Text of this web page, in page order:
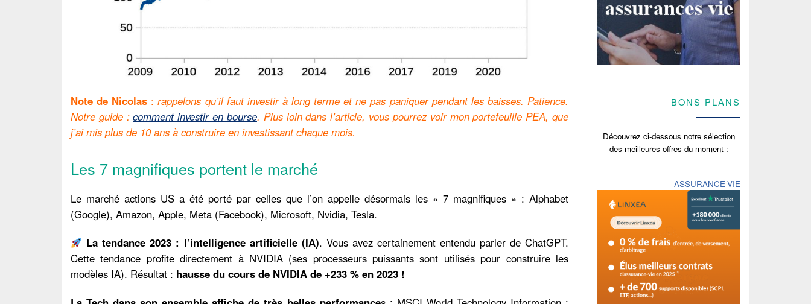
Note de Nicolas :rappelons qu’il faut investir à long terme et ne pas paniquer pendant les baisses. Patience.
Notre guide :comment investir en bourse. Plus loin dans l’article, vous pourrez voir mon portefeuille PEA, que
j’ai mis plus de 10 ans à construire en investissant chaque mois.
Les 7 magnifiques portent le marché
Le marché actions US a été porté par celles que l’on appelle désormais les « 7 magnifiques » : Alphabet
(Google), Amazon, Apple, Meta (Facebook), Microsoft, Nvidia, Tesla.
La tendance 2023 : l’intelligence artificielle (IA). Vous avez certainement entendu parler de ChatGPT.
Cette tendance profite directement à NVIDIA (ses processeurs puissants sont utilisés pour construire les
modèles IA). Résultat : hausse du cours de NVIDIA de +233 % en 2023 !
BONS PLANS
Découvrez ci-dessous notre sélection
des meilleures offres du moment :
ASSURANCE-VIE